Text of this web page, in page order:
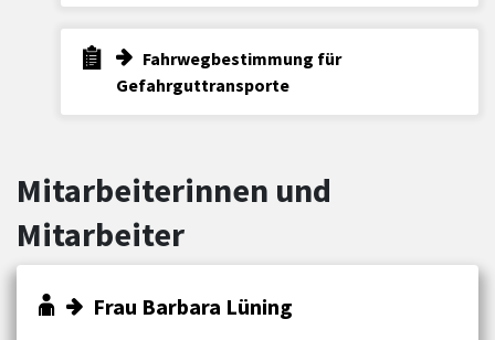
Fahrwegbestimmung für
Gefahrguttransporte
Mitarbeiterinnen und
Mitarbeiter
Frau Barbara Lüning